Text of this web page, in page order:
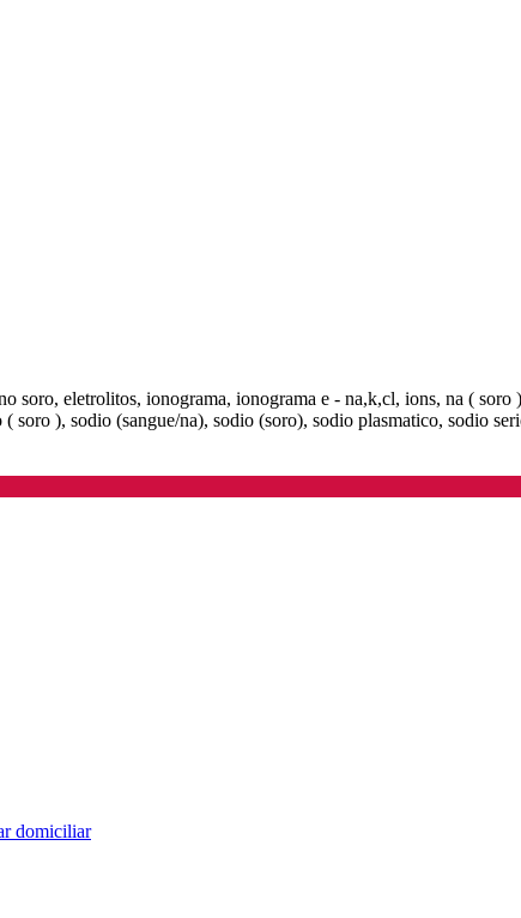
soro, eletrolitos, ionograma, ionograma e - na,k,cl, ions, na (
), sodio (sangue/na), sodio (soro), sodio plasmatico, sodio
domiciliar